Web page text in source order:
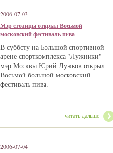
2006-07-03
Мэр столицы открыл Восьмой
московский фестиваль пива
В субботу на Большой спортивной
арене спорткомплекса "Лужники"
мэр Москвы Юрий Лужков открыл
Восьмой большой московский
фестиваль пива.
читать дальше
2006-07-04